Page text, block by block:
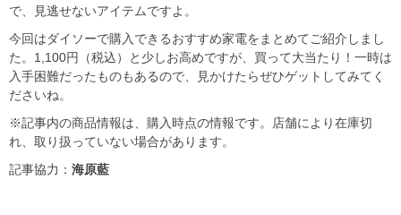
で、見逃せないアイテムですよ。
今回はダイソーで購入できるおすすめ家電をまとめてご紹介しまし
た。1,100円（税込）と少しお高めですが、買って大当たり！一時は
入手困難だったものもあるので、見かけたらぜひゲットしてみてく
ださいね。
※記事内の商品情報は、購入時点の情報です。店舗により在庫切
れ、取り扱っていない場合があります。
記事協力： 海原藍